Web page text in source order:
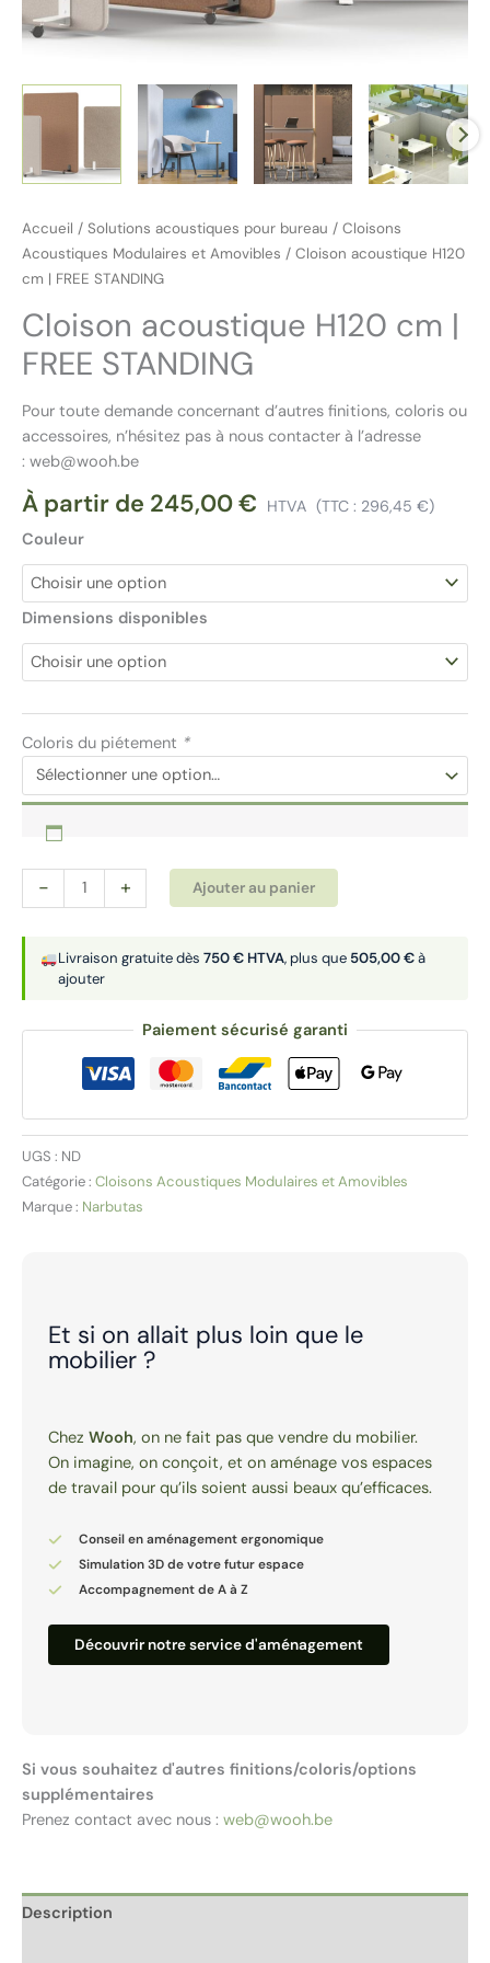
Accueil / Solutions acoustiques pour bureau / Cloisons
Acoustiques Modulaires et Amovibles / Cloison acoustique H120
cm | FREE STANDING
Cloison acoustique H120 cm |
FREE STANDING
Pour toute demande concernant d’autres finitions, coloris ou
accessoires, n’hésitez pas à nous contacter à l’adresse
: web@wooh.be
À partir de 245,00€ HTVA (TTC : 296,45 €)
Couleur
Dimensions disponibles
Coloris du piétement *
-
quantité
de
acoustique
cm
|
STANDING
+ Ajouter au panier
Paiement sécurisé garanti
UGS : ND
Catégorie : Cloisons Acoustiques Modulaires et Amovibles
Marque : Narbutas
Livraison gratuite dès750 € HTVA, plus que 505,00 €à
ajouter
Et si on allait plus loin que le
mobilier ?
Chez Wooh, on ne fait pas que vendre du mobilier.
On imagine, on conçoit, et on aménage vos espaces
de travail pour qu’ils soient aussi beaux qu’efficaces.
Conseil en aménagement ergonomique
Simulation 3D de votre futur espace
Accompagnement de A à Z
Découvrir notre service d'aménagement
Si vous souhaitez d'autres finitions/coloris/options
supplémentaires
Prenez contact avec nous : web@wooh.be
Description